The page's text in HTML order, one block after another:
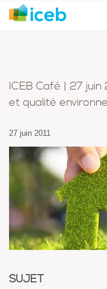
ICEB Café | 27 juin
et qualité
27 juin 2011
SUJET